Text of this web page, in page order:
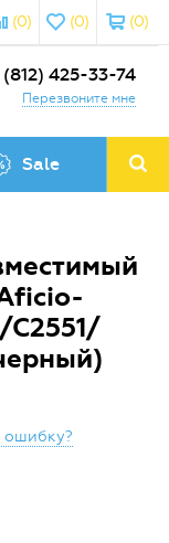
(0)
(0)
(0)
425-33-74
Перезвоните мне
Sale
C2551/